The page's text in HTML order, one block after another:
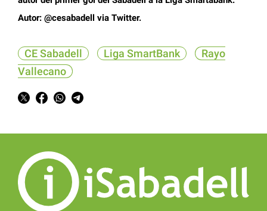
Autor: @cesabadell via Twitter.
CE Sabadell Liga SmartBank
Rayo
Vallecano